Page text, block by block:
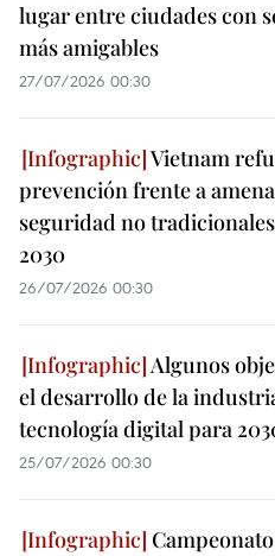
lugar entre ciudades con
más amigables
27/07/2026 00:30
Vietnam
prevención frente a
seguridad no
2030
26/07/2026 00:30
Algunos
el desarrollo de la
tecnología digital para
25/07/2026 00:30